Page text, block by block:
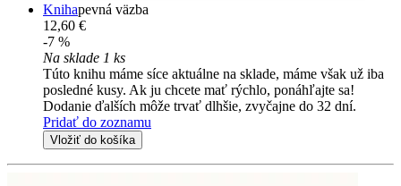
Knihapevná väzba
12,60 €
-7 %
Na sklade 1 ks
Túto knihu máme síce aktuálne na sklade, máme však už iba
posledné kusy. Ak ju chcete mať rýchlo, ponáhľajte sa!
Dodanie ďalších môže trvať dlhšie, zvyčajne do 32 dní.
Pridať do zoznamu
Vložiť do košíka